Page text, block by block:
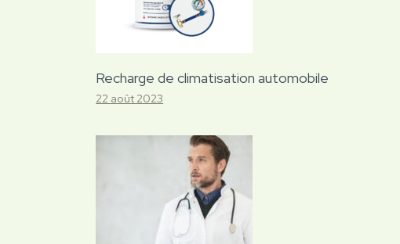
Recharge de climatisation automobile
22 août 2023